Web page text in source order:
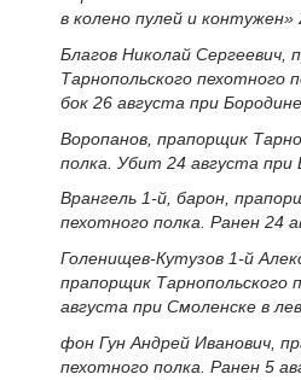
в колено пулей и контужен»
Благов Николай Сергеевич,
Тарнопольского пехотного
бок 26 августа при Бородине.
Воропанов, прапорщик
полка. Убит 24 августа при
Врангель 1-й, барон,
пехотного полка. Ранен 24
Голенищев-Кутузов 1-й
прапорщик Тарнопольского
августа при Смоленске в
фон Гун Андрей Иванович,
пехотного полка. Ранен 5